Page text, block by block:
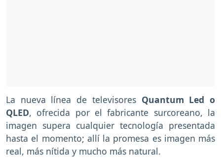
La nueva línea de televisores Quantum Led o
QLED, ofrecida por el fabricante surcoreano, la
imagen supera cualquier tecnología presentada
hasta el momento; allí la promesa es imagen más
real, más nítida y mucho más natural.